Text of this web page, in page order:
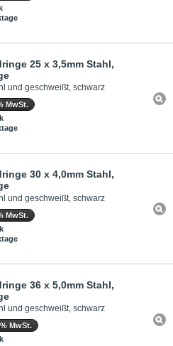
25 x 3,5mm Stahl,
und geschweißt, schwarz
MwSt.
30 x 4,0mm Stahl,
und geschweißt, schwarz
MwSt.
36 x 5,0mm Stahl,
und geschweißt, schwarz
MwSt.